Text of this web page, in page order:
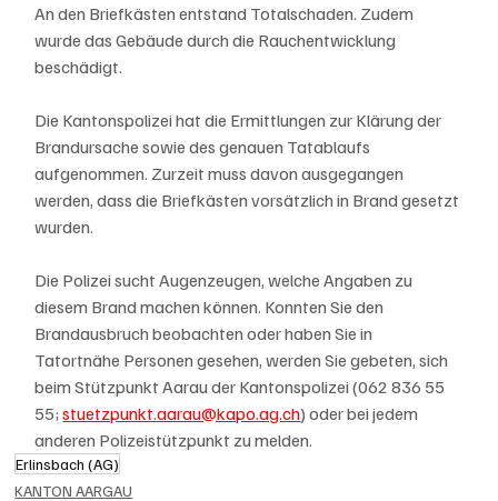
An den Briefkästen entstand Totalschaden. Zudem
wurde das Gebäude durch die Rauchentwicklung
beschädigt.
Die Kantonspolizei hat die Ermittlungen zur Klärung der
Brandursache sowie des genauen Tatablaufs
aufgenommen. Zurzeit muss davon ausgegangen
werden, dass die Briefkästen vorsätzlich in Brand gesetzt
wurden.
Die Polizei sucht Augenzeugen, welche Angaben zu
diesem Brand machen können. Konnten Sie den
Brandausbruch beobachten oder haben Sie in
Tatortnähe Personen gesehen, werden Sie gebeten, sich
beim Stützpunkt Aarau der Kantonspolizei (062 836 55
55; stuetzpunkt.aarau@kapo.ag.ch) oder bei jedem
anderen Polizeistützpunkt zu melden.
Erlinsbach (AG)
KANTON AARGAU